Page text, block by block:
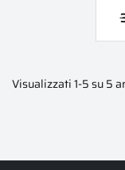
Visualizzati 1-5 su 5